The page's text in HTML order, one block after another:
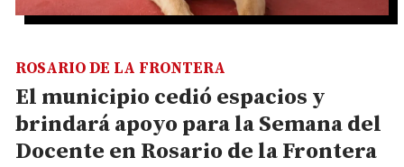
El municipio cedió espacios y
brindará apoyo para la Semana del
Docente en Rosario de la Frontera
ROSARIO DE LA FRONTERA